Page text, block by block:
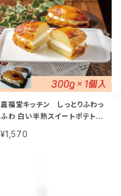
嘉福堂キッチン しっとりふわっ
ふわ 白い半熟スイートポテト3
スイーツ お取り寄せ 人気 菓子
¥1,570